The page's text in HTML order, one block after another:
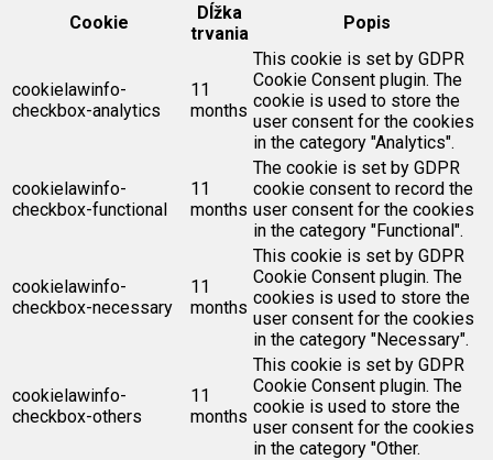
Cookie
Dĺžka
trvania
Popis
cookielawinfo-
checkbox-analytics
11
months
This cookie is set by GDPR
Cookie Consent plugin. The
cookie is used to store the
user consent for the cookies
in the category "Analytics".
cookielawinfo-
checkbox-functional
11
months
The cookie is set by GDPR
cookie consent to record the
user consent for the cookies
in the category "Functional".
cookielawinfo-
checkbox-necessary
11
months
This cookie is set by GDPR
Cookie Consent plugin. The
cookies is used to store the
user consent for the cookies
in the category "Necessary".
cookielawinfo-
checkbox-others
11
months
This cookie is set by GDPR
Cookie Consent plugin. The
cookie is used to store the
user consent for the cookies
in the category "Other.